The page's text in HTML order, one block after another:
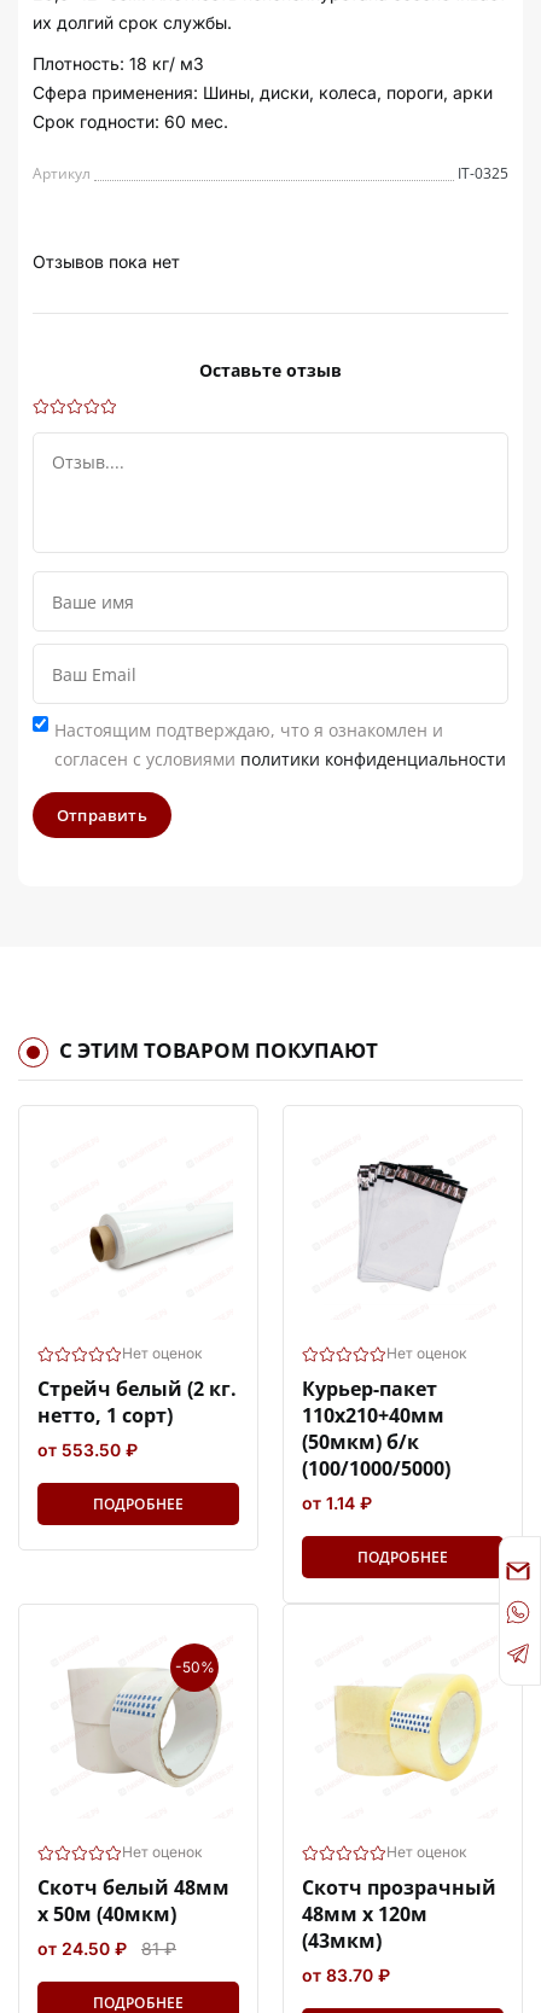
их долгий срок службы.
Плотность: 18 кг/ м3
Сфера применения: Шины, диски, колеса, пороги, арки
Срок годности: 60 мес.
Артикул IT-0325
Отзывов пока нет
Оставьте отзыв
Настоящим подтверждаю, что я ознакомлен и
согласен с условиями политики конфиденциальности
Отправить
С ЭТИМ ТОВАРОМ ПОКУПАЮТ
Нет оценок
Стрейч белый (2 кг.
нетто, 1 сорт)
от 553.50 ₽
ПОДРОБНЕЕ
Нет оценок
Курьер-пакет
110х210+40мм
(50мкм) б/к
(100/1000/5000)
от 1.14 ₽
ПОДРОБНЕЕ
-50%
Нет оценок
Скотч белый 48мм
х 50м (40мкм)
от 24.50 ₽ 81 ₽
ПОДРОБНЕЕ
Нет оценок
Скотч прозрачный
48мм х 120м
(43мкм)
от 83.70 ₽